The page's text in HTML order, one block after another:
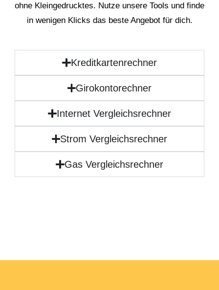
ohne Kleingedrucktes. Nutze unsere Tools und finde
in wenigen Klicks das beste Angebot für dich.
Kreditkartenrechner
Girokontorechner
Internet Vergleichsrechner
Strom Vergleichsrechner
Gas Vergleichsrechner